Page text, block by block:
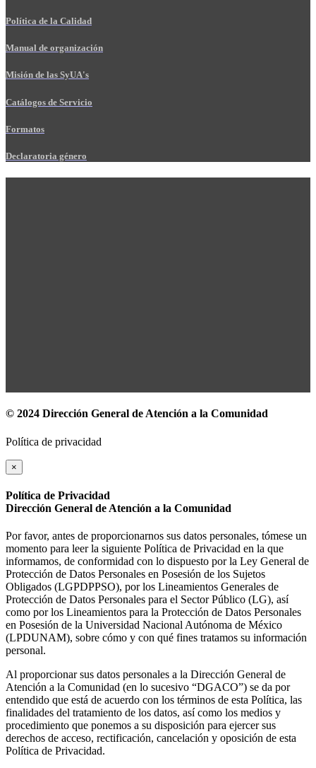
Política de la Calidad
Manual de organización
Misión de las SyUA's
Catálogos de Servicio
Formatos
Declaratoria género
© 2024 Dirección General de Atención a la Comunidad
Política de privacidad
×
Política de Privacidad
Dirección General de Atención a la Comunidad
Por favor, antes de proporcionarnos sus datos personales, tómese un
momento para leer la siguiente Política de Privacidad en la que
informamos, de conformidad con lo dispuesto por la Ley General de
Protección de Datos Personales en Posesión de los Sujetos
Obligados (LGPDPPSO), por los Lineamientos Generales de
Protección de Datos Personales para el Sector Público (LG), así
como por los Lineamientos para la Protección de Datos Personales
en Posesión de la Universidad Nacional Autónoma de México
(LPDUNAM), sobre cómo y con qué fines tratamos su información
personal.
Al proporcionar sus datos personales a la Dirección General de
Atención a la Comunidad (en lo sucesivo “DGACO”) se da por
entendido que está de acuerdo con los términos de esta Política, las
finalidades del tratamiento de los datos, así como los medios y
procedimiento que ponemos a su disposición para ejercer sus
derechos de acceso, rectificación, cancelación y oposición de esta
Política de Privacidad.